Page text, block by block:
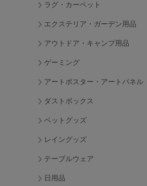
ラグ・カーペット
エクステリア・ガーデン用品
アウトドア・キャンプ用品
ゲーミング
アートポスター・アートパネル
ダストボックス
ペットグッズ
レイングッズ
テーブルウェア
日用品